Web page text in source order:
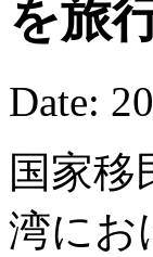
を旅
Date:
国家移
湾にお